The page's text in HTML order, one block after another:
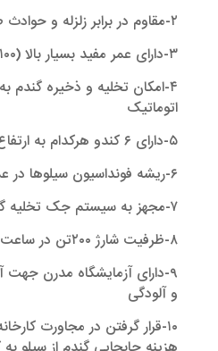
۲-مقاوم در برابر زلزله و حوادث طبیعی
۳-دارای عمر مفید بسیار بالا (۱۰۰حداقل سال)
۴-امکان تخلیه و ذخیره گندم
اتوماتیک
۵-دارای ۶ کندو هرکدام به ارتفاع ۵۵ متر
۶-ریشه فونداسیون سیلوها در عمق ۳۰ متری زمین
۷-مجهز به سیستم جک تخلیه گندم و باسکول ۶۰تنی
۸-ظرفیت شارژ ۲۰۰تن در ساعت
۹-دارای آزمایشگاه مدرن
و آلودگی
۱۰-قرار گرفتن در مجاورت